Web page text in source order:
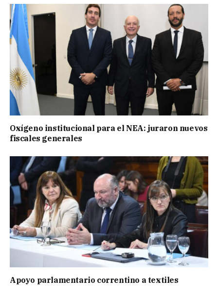
Oxígeno institucional para el NEA: juraron nuevos
fiscales generales
Apoyo parlamentario correntino a textiles